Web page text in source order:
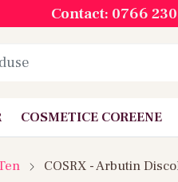
Contact: 0766
COSMETICE COREENE